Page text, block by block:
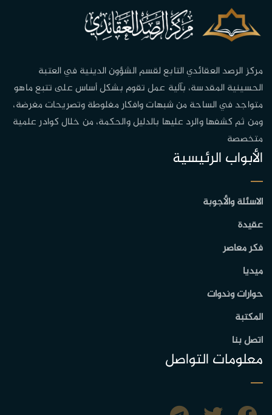
مركز الرصد العقائدي التابع لقسم الشؤون الدينية في العتبة
الحسينية المقدسة، بآلية عمل تقوم بشكل أساس على تتبع ماهو
متواجد في الساحة من شبهات وافكار مغلوطة وتصريحات مغرضة،
ومن ثم كشفها والرد عليها بالدليل والحكمة، من خلال كوادر علمية
متخصصة
الأبواب الرئيسية
الاسئلة والأجوبة
عقيدة
فكر معاصر
ميديا
حوارات وندوات
المكتبة
اتصل بنا
معلومات التواصل